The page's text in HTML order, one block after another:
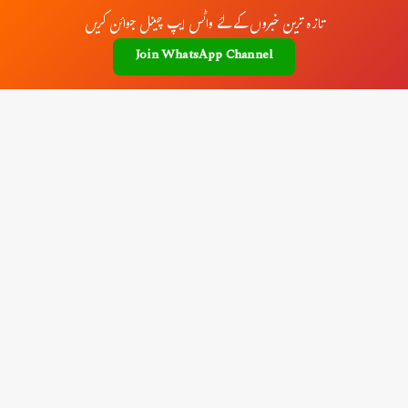
تازہ ترین خبروں کے لئے واٹس ایپ چینل جوائن کریں
Join WhatsApp Channel